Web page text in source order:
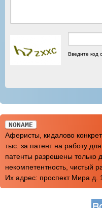
Введите код
NONAME
Аферисты, кидалово
тыс. за патент на работу
патенты разрешены только
некомпетентность, чистый
Их адрес: проспект Мира д.